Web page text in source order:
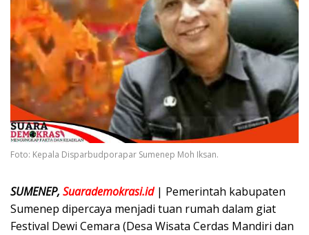
Foto: Kepala Disparbudporapar Sumenep Moh Iksan.
SUMENEP, Suarademokrasi.id| Pemerintah kabupaten
Sumenep dipercaya menjadi tuan rumah dalam giat
Festival Dewi Cemara (Desa Wisata Cerdas Mandiri dan